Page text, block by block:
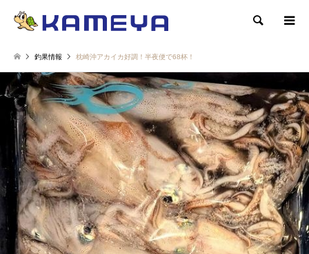
検索
釣果情報 枕崎沖アカイカ好調！半夜便で68杯！